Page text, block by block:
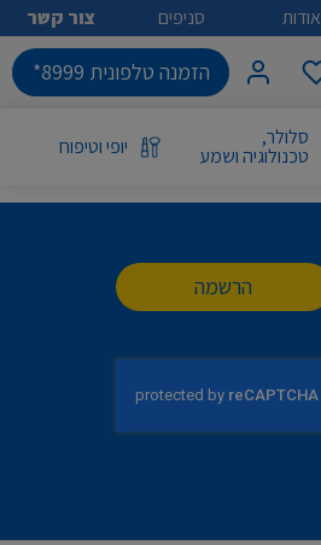
אודות סניפים צור קשר
הזמנה טלפונית 8999*
סלולר,
טכנולוגיה ושמע יופי וטיפוח
הרשמה